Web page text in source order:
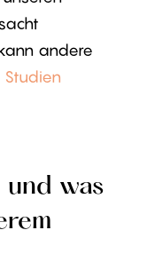
andere
und was